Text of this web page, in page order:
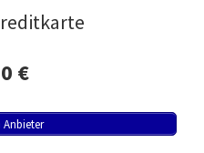
€
Anbieter